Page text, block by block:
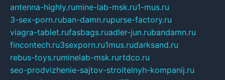
antenna-highly.rumine-lab-msk.ru1-mus.ru
3-sex-porn.ruban-damn.rupurse-factory.ru
viagra-tablet.rufasbags.ruadler-jun.rubandamn.ru
fincontech.ru3sexporn.ru1mus.rudarksand.ru
rebus-toys.ruminelab-msk.rurtdco.ru
seo-prodvizhenie-sajtov-stroitelnyh-kompanij.ru